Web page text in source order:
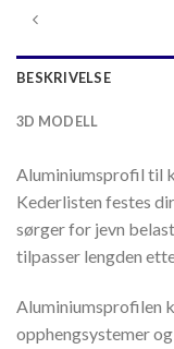
BESKRIVELSE
3D MODELL
Aluminiumsprofil til
Kederlisten festes
sørger for jevn
tilpasser lengden
Aluminiumsprofilen
opphengsystemer